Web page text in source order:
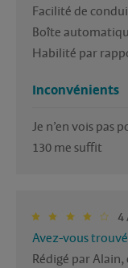
Facilité de
Boîte
Habilité par
Inconvénients
Je n’en vois pas
130 me suffit
4
Avez-vous
Rédigé par